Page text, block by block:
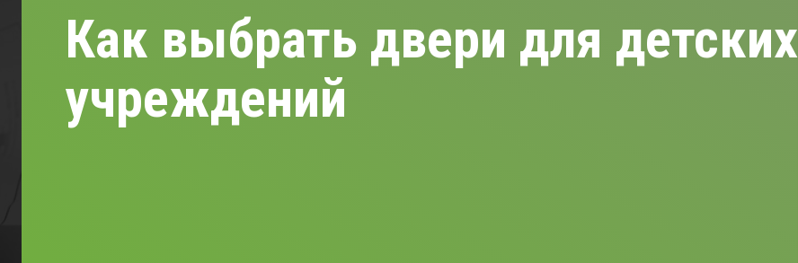
Как выбрать двери для детских
учреждений